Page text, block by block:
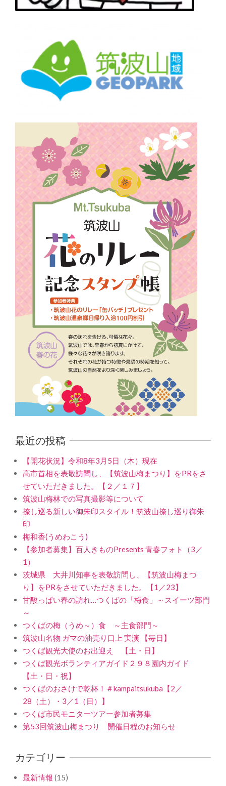
最近の投稿
【開花状況】令和8年3月5日（木）現在
高市首相を表敬訪問し、【筑波山梅まつり】をPRをさ
せていただきました。【２／１７】
筑波山梅林での写真撮影等について
捺し巡る新しい御朱印スタイル！筑波山捺し巡り御朱
印
梅和香(うめわこう)
【参加者募集】百人きものPresents 青春フォト（3／
1）
茨城県 大井川知事を表敬訪問し、【筑波山梅まつ
り】をPRをさせていただきました。【1／23】
甘酸っぱい春の訪れ…つくばの「梅食」～スイーツ部門
～
つくばの梅（うめ～）食 ～主食部門～
筑波山名物 ガマの油売り口上 実演 【毎日】
つくば観光大使のお出迎え 【土・日】
つくば観光ボランティアガイド２９８園内ガイド
【土・日・祝】
つくばのおさけで乾杯！＃kampaitsukuba【2／
28（土）・3／1（日）】
つくば市民モニターツアー参加者募集
第53回筑波山梅まつり 開催日程のお知らせ
カテゴリー
最新情報 (15)